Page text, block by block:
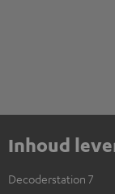
Inhoud
Decoderstation 7